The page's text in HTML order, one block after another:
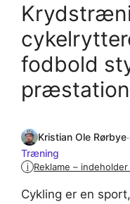
fodbold
Kristian Ole Rørbye·
Træning
i Reklame –
Cykling er en